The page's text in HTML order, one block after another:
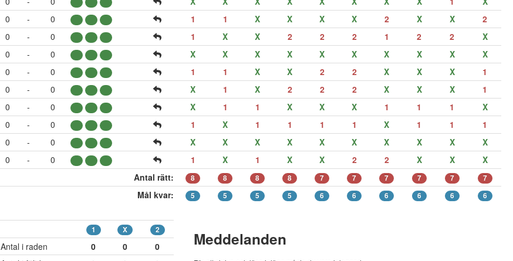
0 - 0 1 1 X X X X 2 X X
2
0 - 0 1 X X 2 2 2 1 2 2
X
0 - 0 X X X X X X X X X
X
0 - 0 1 1 X X 2 2 X X X
1
0 - 0 X 1 X 2 2 2 X X X
1
0 - 0 X 1 1 X X X 1 1 1
X
0 - 0 1 X 1 1 1 1 X 1 1
1
0 - 0 X X X X X X X X X
X
0 - 0 1 X 1 X X 2 2 X X
X
Antal rätt:
8 8 8 8 7 7 7 7 7 7
Mål kvar: 5 5 5 5 6 6 6 6 6 6
1 X 2
Antal i raden 0 0
0
Meddelanden